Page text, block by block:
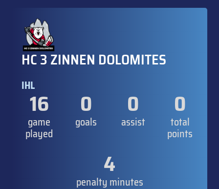
HC 3 ZINNEN DOLOMITES
IHL
16
game
played
0
goals
0
assist
0
total
points
4
penalty minutes